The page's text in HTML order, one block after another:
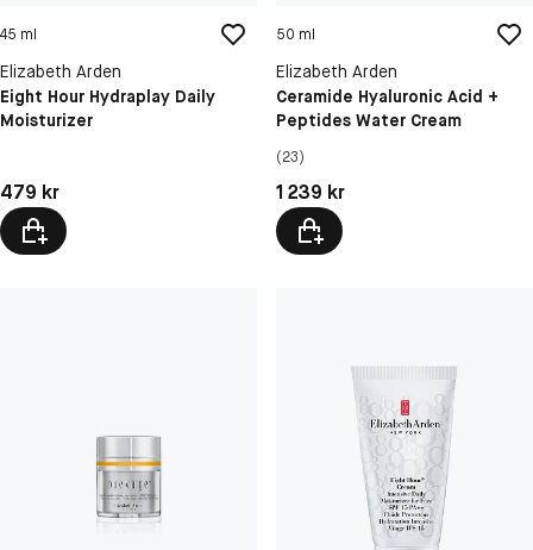
45 ml
Elizabeth Arden
Eight Hour Hydraplay Daily
Moisturizer
Pris: 479 kr
479 kr
50 ml
Elizabeth Arden
Ceramide Hyaluronic Acid +
Peptides Water Cream
(23)
Pris: 1 239 kr
1 239 kr